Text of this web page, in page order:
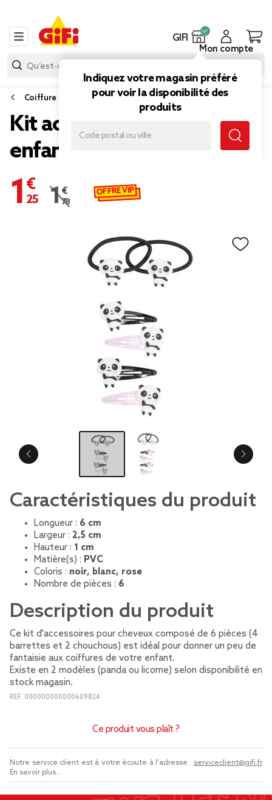
GIFI
Indiquez votre magasin préféré
pour voir la disponibilité des
produits
Mon compte
Coiffure
Kit accessoires cheveux
enfant x6
1,25 €
Prix remisé de 1,78 € à 1,25 €
1,78 € OFFRE VIP
Caractéristiques du produit
Longueur : 6 cm
Largeur : 2,5 cm
Hauteur : 1 cm
Matière(s) : PVC
Coloris : noir, blanc, rose
Nombre de pièces : 6
Description du produit
Ce kit d'accessoires pour cheveux composé de 6 pièces (4
barrettes et 2 chouchous) est idéal pour donner un peu de
fantaisie aux coiffures de votre enfant.
Existe en 2 modèles (panda ou licorne) selon disponibilité en
stock magasin.
REF. 000000000000609824
Ce produit vous plaît ?
Notre service client est à votre écoute à l'adresse : serviceclient@gifi.fr
En savoir plus...